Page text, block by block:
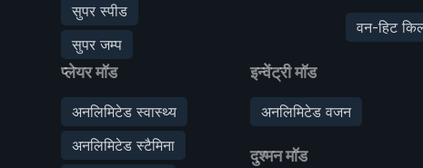
सुपर स्पीड
सुपर जम्प
वन-हिट
प्लेयर मॉड
अनलिमिटेड स्वास्थ्य
अनलिमिटेड स्टैमिना
इन्वेंट्री मॉड
अनलिमिटेड वजन
दुश्मन मॉड